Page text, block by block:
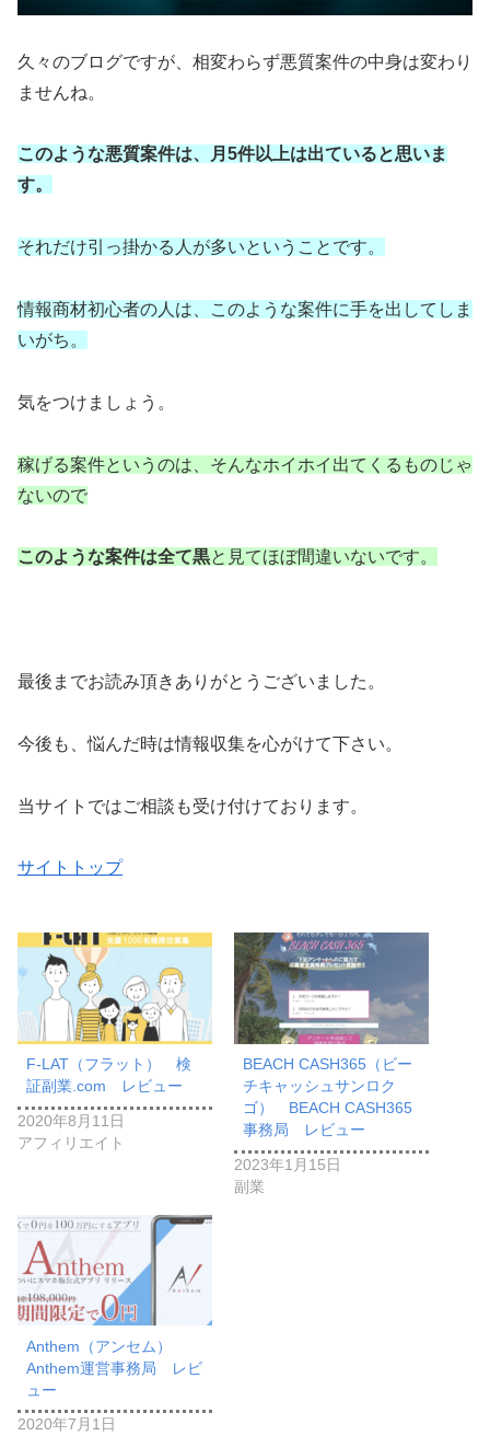
久々のブログですが、相変わらず悪質案件の中身は変わり
ませんね。
このような悪質案件は、月5件以上は出ていると思いま
す。
それだけ引っ掛かる人が多いということです。
情報商材初心者の人は、このような案件に手を出してしま
いがち。
気をつけましょう。
稼げる案件というのは、そんなホイホイ出てくるものじゃ
ないので
このような案件は全て黒と見てほぼ間違いないです。
最後までお読み頂きありがとうございました。
今後も、悩んだ時は情報収集を心がけて下さい。
当サイトではご相談も受け付けております。
サイトトップ
F-LAT（フラット） 検
証副業.com レビュー
2020年8月11日
アフィリエイト
BEACH CASH365（ビー
チキャッシュサンロク
ゴ） BEACH CASH365
事務局 レビュー
2023年1月15日
副業
Anthem（アンセム）
Anthem運営事務局 レビ
ュー
2020年7月1日